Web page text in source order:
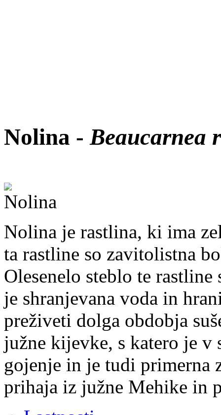
Nolina -Beaucarnea
Nolina je rastlina, ki ima
ta rastline so zavitolistna
Olesenelo steblo te
je shranjevana voda in
preživeti dolga obdobja
južne kijevke, s katero je v
gojenje in je tudi primerna
prihaja iz južne Mehike in